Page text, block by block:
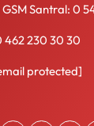
Santral: 0
462 230 30 30
protected]